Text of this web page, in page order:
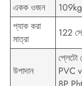
একক ওজন
প্যাক করা
মাত্রা
122
উপাদান
PVC